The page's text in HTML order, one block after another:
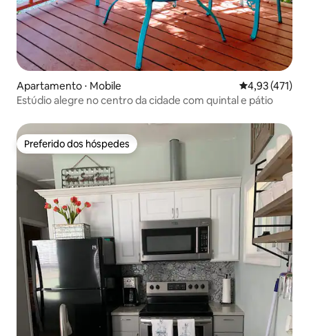
Apartamento ⋅ Mobile 4,93 de uma
4,93 (471)
Estúdio alegre no centro da cidade com quintal e pátio
Preferido dos hóspedes
Preferido dos hóspedes